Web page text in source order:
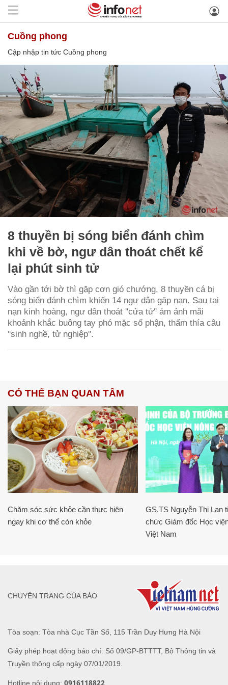
Cuồng phong
Cập nhập tin tức Cuồng phong
8 thuyền bị sóng biển đánh chìm
khi về bờ, ngư dân thoát chết kể
lại phút sinh tử
Vào gần tới bờ thì gặp cơn gió chướng, 8 thuyền cá bị
sóng biển đánh chìm khiến 14 ngư dân gặp nạn. Sau tai
nạn kinh hoàng, ngư dân thoát ''cửa tử'' ám ảnh mãi
khoảnh khắc buông tay phó mặc số phận, thấm thía câu
''sinh nghề, tử nghiệp''.
CÓ THỂ BẠN QUAN TÂM
Chăm sóc sức khỏe cần thực hiện
ngay khi cơ thể còn khỏe
GS.TS Nguyễn Thị Lan
chức Giám đốc Học
Việt Nam
Tòa soạn: Tòa nhà Cục Tần Số, 115 Trần Duy Hưng Hà Nội
Giấy phép hoạt động báo chí: Số 09/GP-BTTTT, Bộ Thông tin và
Truyền thông cấp ngày 07/01/2019.
Hotline nội dung: 0916118822
CHUYÊN TRANG CỦA BÁO